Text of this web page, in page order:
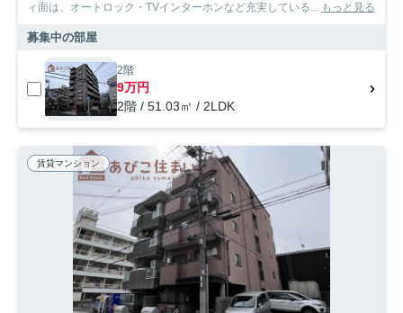
ィ面は、オートロック・TVインターホンなど充実している... もっと見る
募集中の部屋
2階
9万円
2階 / 51.03㎡ / 2LDK
賃貸マンション